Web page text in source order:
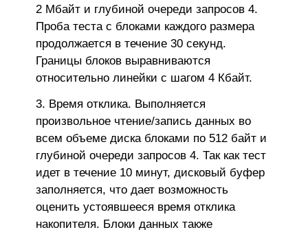
2 Мбайт и глубиной очереди запросов 4.
Проба теста с блоками каждого размера
продолжается в течение 30 секунд.
Границы блоков выравниваются
относительно линейки с шагом 4 Кбайт.
Время отклика. Выполняется
произвольное чтение/запись данных во
всем объеме диска блоками по 512 байт и
глубиной очереди запросов 4. Так как тест
идет в течение 10 минут, дисковый буфер
заполняется, что дает возможность
оценить устоявшееся время отклика
накопителя. Блоки данных также